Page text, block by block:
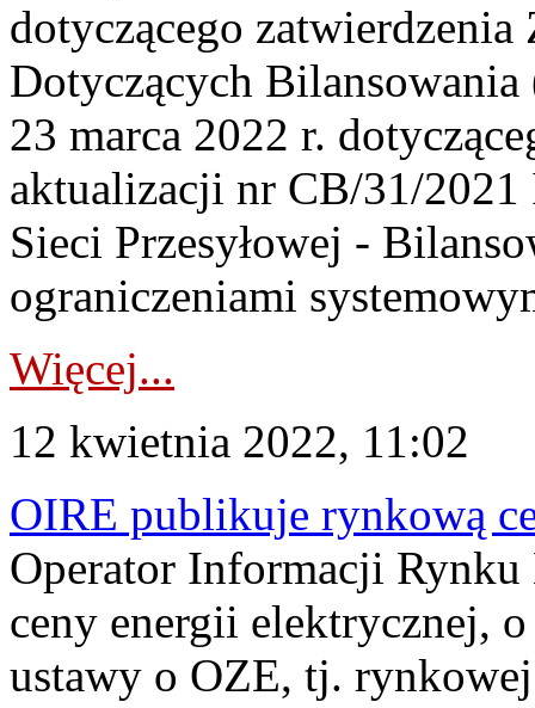
dotyczącego
Dotyczących
23 marca 2022 r.
aktualizacji nr CB/31/
Sieci Przesyłowej -
ograniczeniami
Więcej...
12 kwietnia 2022, 11:02
OIRE publikuje rynkową
Operator Informacji Rynku
ceny energii elektrycznej,
ustawy o OZE, tj.